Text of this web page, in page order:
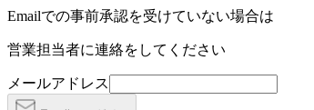
Emailでの事前承認を受けていない場合は
営業担当者に連絡をしてください
メールアドレス